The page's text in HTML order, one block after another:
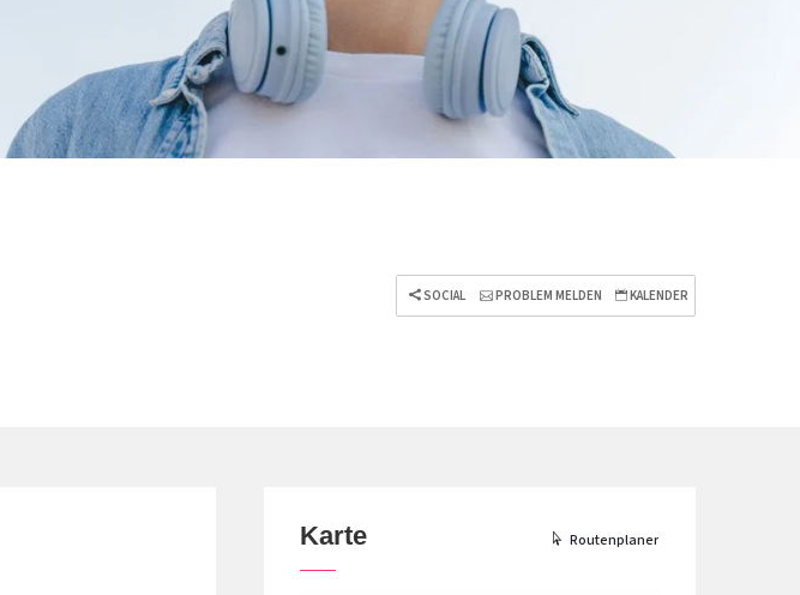
SOCIAL PROBLEM MELDEN KALENDER
Karte Routenplaner